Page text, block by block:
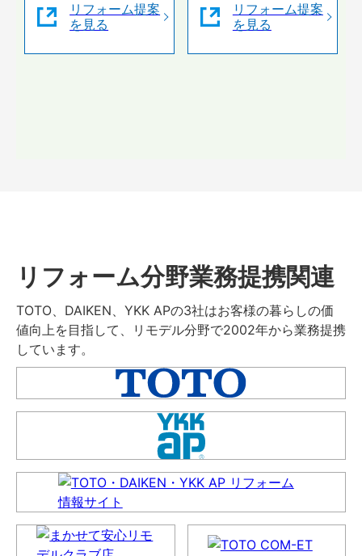
リフォーム提案
を見る
リフォーム提案
を見る
リフォーム分野業務提携関連
TOTO、DAIKEN、YKK APの3社はお客様の暮らしの価
値向上を目指して、リモデル分野で2002年から業務提携
しています。